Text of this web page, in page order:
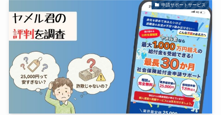
申請サポートサービス